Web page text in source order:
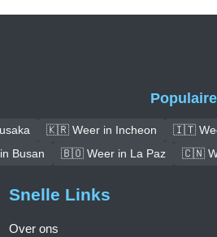
🇰🇷 Weer in Incheon 🇮🇹
Busan
🇧🇴 Weer in La Paz 🇨🇳
Snelle Links
Over ons